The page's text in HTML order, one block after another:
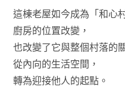
這棟老屋如今成為「和心
廚房的位置改變，
也改變了它與整個村落
從內向的生活空間，
轉為迎接他人的起點。